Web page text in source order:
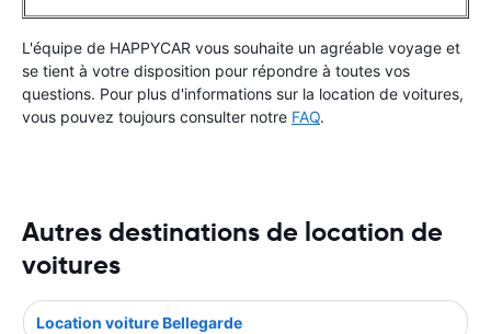
L'équipe de HAPPYCAR vous souhaite un agréable voyage et
se tient à votre disposition pour répondre à toutes vos
questions. Pour plus d'informations sur la location de voitures,
vous pouvez toujours consulter notre FAQ.
Autres destinations de location de
voitures
Location voiture Bellegarde